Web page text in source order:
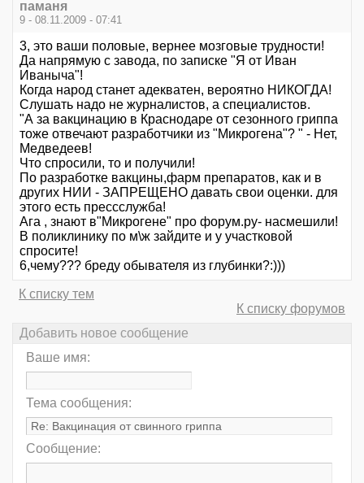
паманя
9 - 08.11.2009 - 07:41
3, это ваши половые, вернее мозговые трудности!
Да напрямую с завода, по записке "Я от Иван
Иваныча"!
Когда народ станет адекватен, вероятно НИКОГДА!
Слушать надо не журналистов, а специалистов.
"А за вакцинацию в Краснодаре от сезонного гриппа
тоже отвечают разработчики из "Микрогена"? " - Нет,
Медведеев!
Что спросили, то и получили!
По разработке вакцины,фарм препаратов, как и в
других НИИ - ЗАПРЕЩЕНО давать свои оценки. для
этого есть прессслужба!
Ага , знают в"Микрогене" про форум.ру- насмешили!
В поликлинику по м\ж зайдите и у участковой
спросите!
6,чему??? бреду обывателя из глубинки?:)))
К списку тем
К списку форумов
Добавить новое сообщение
Ваше имя:
Тема сообщения:
Сообщение: